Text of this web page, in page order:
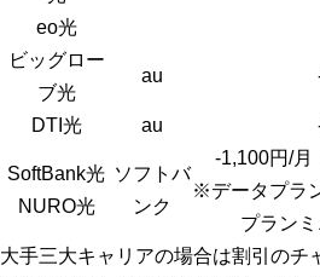
eo光
ビッグロー
ブ光
au
DTI光 au
SoftBank光
NURO光
ソフトバ
ンク
-1,100円/月
※データプラ
プラン
大手三大キャリアの場合は割引のチ